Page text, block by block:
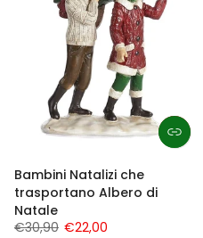
Bambini Natalizi che
trasportano Albero di
Natale
€30,90 €22,00